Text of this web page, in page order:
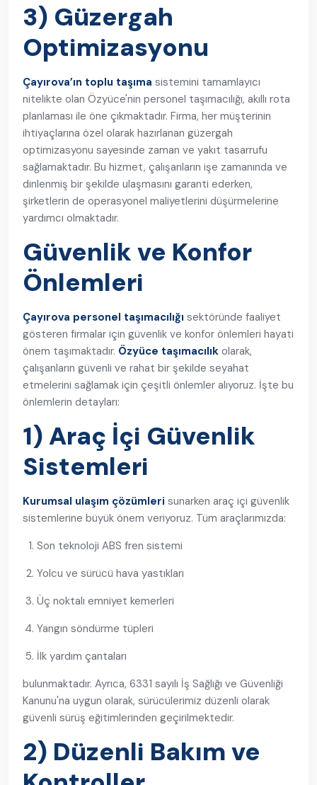
3) Güzergah
Optimizasyonu
Çayırova’ın toplu taşıma sistemini tamamlayıcı
nitelikte olan Özyüce'nin personel taşımacılığı, akıllı rota
planlaması ile öne çıkmaktadır. Firma, her müşterinin
ihtiyaçlarına özel olarak hazırlanan güzergah
optimizasyonu sayesinde zaman ve yakıt tasarrufu
sağlamaktadır. Bu hizmet, çalışanların işe zamanında ve
dinlenmiş bir şekilde ulaşmasını garanti ederken,
şirketlerin de operasyonel maliyetlerini düşürmelerine
yardımcı olmaktadır.
Güvenlik ve Konfor
Önlemleri
Çayırova personel taşımacılığı sektöründe faaliyet
gösteren firmalar için güvenlik ve konfor önlemleri hayati
önem taşımaktadır. Özyüce taşımacılık olarak,
çalışanların güvenli ve rahat bir şekilde seyahat
etmelerini sağlamak için çeşitli önlemler alıyoruz. İşte bu
önlemlerin detayları:
1) Araç İçi Güvenlik
Sistemleri
Kurumsal ulaşım çözümleri sunarken araç içi güvenlik
sistemlerine büyük önem veriyoruz. Tüm araçlarımızda:
Son teknoloji ABS fren sistemi
Yolcu ve sürücü hava yastıkları
Üç noktalı emniyet kemerleri
Yangın söndürme tüpleri
İlk yardım çantaları
bulunmaktadır. Ayrıca, 6331 sayılı İş Sağlığı ve Güvenliği
Kanunu'na uygun olarak, sürücülerimiz düzenli olarak
güvenli sürüş eğitimlerinden geçirilmektedir.
2) Düzenli Bakım ve